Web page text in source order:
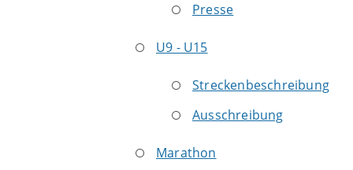
Presse
U9 - U15
Streckenbeschreibung
Ausschreibung
Marathon